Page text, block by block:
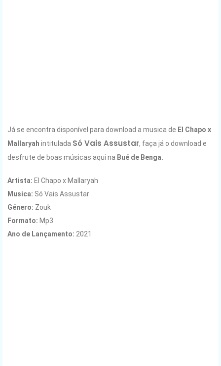
Já se encontra disponível para download a musica de El Chapo x
Mallaryah intitulada Só Vais Assustar, faça já o download e
desfrute de boas músicas aqui na Bué de Benga.
Artista: El Chapo x Mallaryah
Musica: Só Vais Assustar
Género: Zouk
Formato: Mp3
Ano de Lançamento: 2021